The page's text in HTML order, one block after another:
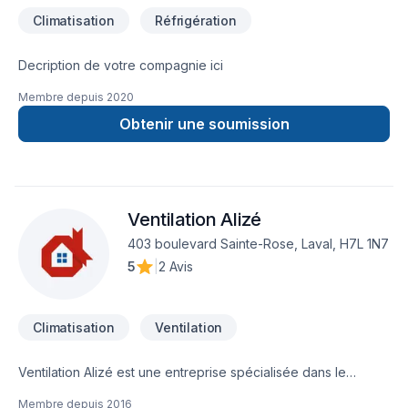
après-vente.Services offerts :Vente et installation de
besoins et soumission gratuiteAccompagnement pour les
d’unités existantesService de retrait et disposition d’anciens
équipementsPourquoi choisir GO-CLIM ?✔️ Travail soigné et
efficace✔️ Produits performants à prix compétitifs✔️ Service
Climatisation Réfrigération
Decription de votre compagnie ici
Membre depuis 2020
Obtenir une soumission
Ventilation Alizé
403 boulevard Sainte-Rose, Laval, H7L 1N7
5
2 Avis
Climatisation Ventilation
Ventilation Alizé est une entreprise spécialisée dans le
Membre depuis 2016